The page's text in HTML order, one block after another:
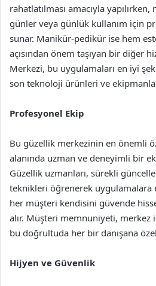
rahatlatılması amacıyla
günler veya günlük kullanım için
sunar. Manikür-pedikür ise hem
açısından önem taşıyan bir diğer
Merkezi, bu uygulamaları en iyi
son teknoloji ürünleri ve
Profesyonel Ekip
Bu güzellik merkezinin en önemli
alanında uzman ve deneyimli bir
Güzellik uzmanları, sürekli
teknikleri öğrenerek uygulamalara
her müşteri kendisini güvende
alır. Müşteri memnuniyeti,
bu doğrultuda her bir danışana
Hijyen ve Güvenlik